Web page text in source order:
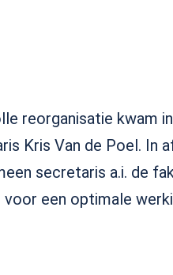
reorganisatie kwam
Kris Van de Poel. In
secretaris a.i. de
een optimale